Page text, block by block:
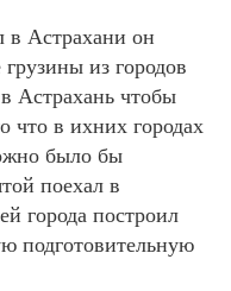
в Астрахани он
из городов
Астрахань чтобы
что в ихних городах
было бы
поехал в
города построил
подготовительную